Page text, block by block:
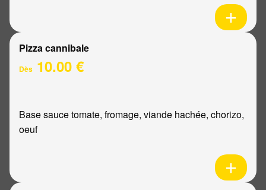
Pizza cannibale
Dès 10.00 €
Base sauce tomate, fromage, viande hachée, chorizo,
oeuf